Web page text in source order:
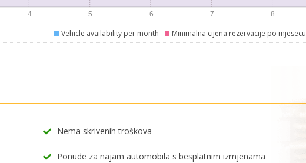
Vehicle availability per month Minimalna cijena rezervacije po mjesecu
Nema skrivenih troškova
Ponude za najam automobila s besplatnim izmjenama